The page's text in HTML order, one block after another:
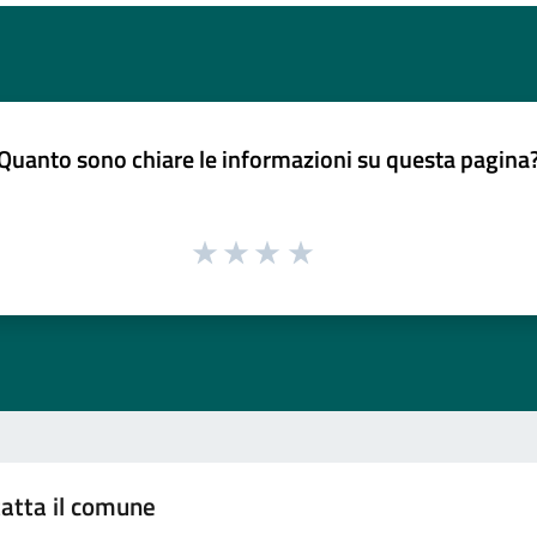
sono chiare le informazioni su questa
il comune